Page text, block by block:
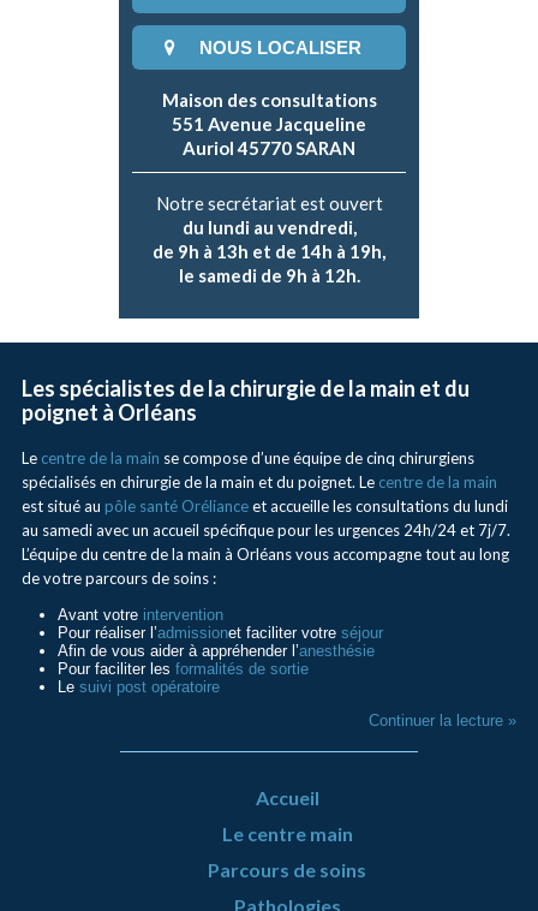
NOUS LOCALISER
Maison des consultations
551 Avenue Jacqueline
Auriol 45770 SARAN
Notre secrétariat est ouvert
du lundi au vendredi,
de 9h à 13h et de 14h à 19h,
le samedi de 9h à 12h.
Les spécialistes de la chirurgie de la main et du
poignet à Orléans
Le centre de la main se compose d’une équipe de cinq chirurgiens
spécialisés en chirurgie de la main et du poignet. Le centre de la main
est situé au pôle santé Orélianceet accueille les consultations du lundi
au samedi avec un accueil spécifique pour les urgences 24h/24 et 7j/7.
L’équipe du centre de la main à Orléans vous accompagne tout au long
de votre parcours de soins :
Avant votre intervention
Pour réaliser l’admissionet faciliter votre séjour
Afin de vous aider à appréhender l’anesthésie
Pour faciliter les formalités de sortie
Le suivi post opératoire
Continuer la lecture »
Accueil
Le centre main
Parcours de soins
Pathologies